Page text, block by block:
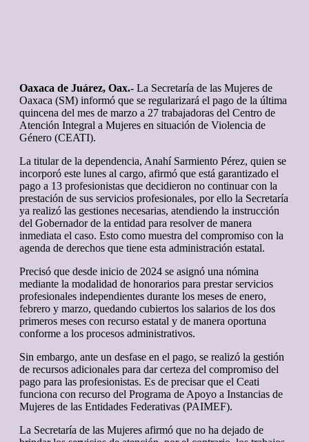
Oaxaca de Juárez, Oax.- La Secretaría de las Mujeres de
Oaxaca (SM) informó que se regularizará el pago de la última
quincena del mes de marzo a 27 trabajadoras del Centro de
Atención Integral a Mujeres en situación de Violencia de
Género (CEATI).
La titular de la dependencia, Anahí Sarmiento Pérez, quien se
incorporó este lunes al cargo, afirmó que está garantizado el
pago a 13 profesionistas que decidieron no continuar con la
prestación de sus servicios profesionales, por ello la Secretaría
ya realizó las gestiones necesarias, atendiendo la instrucción
del Gobernador de la entidad para resolver de manera
inmediata el caso. Esto como muestra del compromiso con la
agenda de derechos que tiene esta administración estatal.
Precisó que desde inicio de 2024 se asignó una nómina
mediante la modalidad de honorarios para prestar servicios
profesionales independientes durante los meses de enero,
febrero y marzo, quedando cubiertos los salarios de los dos
primeros meses con recurso estatal y de manera oportuna
conforme a los procesos administrativos.
Sin embargo, ante un desfase en el pago, se realizó la gestión
de recursos adicionales para dar certeza del compromiso del
pago para las profesionistas. Es de precisar que el Ceati
funciona con recurso del Programa de Apoyo a Instancias de
Mujeres de las Entidades Federativas (PAIMEF).
La Secretaría de las Mujeres afirmó que no ha dejado de